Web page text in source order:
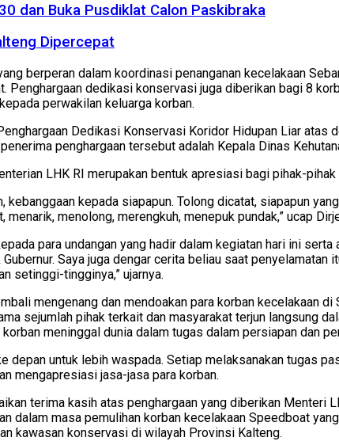
dan Buka Pusdiklat Calon Paskibraka
Dipercepat
berperan dalam koordinasi penanganan kecelakaan
Penghargaan dedikasi konservasi juga diberikan bagi 8
perwakilan keluarga korban.
Dedikasi Konservasi Koridor Hidupan Liar
penghargaan tersebut adalah Kepala Dinas
LHK RI merupakan bentuk apresiasi bagi pihak-
kepada siapapun. Tolong dicatat, siapapun
menolong, merengkuh, menepuk pundak,” ucap
para undangan yang hadir dalam kegiatan hari ini
Saya juga dengar cerita beliau saat
setinggi-tingginya,” ujarnya.
mengenang dan mendoakan para korban kecelakaan di
sejumlah pihak terkait dan masyarakat terjun langsung
meninggal dunia dalam tugas dalam persiapan dan
depan untuk lebih waspada. Setiap melaksanakan tugas
mengapresiasi jasa-jasa para korban.
terima kasih atas penghargaan yang diberikan Menteri
dalam masa pemulihan korban kecelakaan Speedboat
kawasan konservasi di wilayah Provinsi Kalteng.